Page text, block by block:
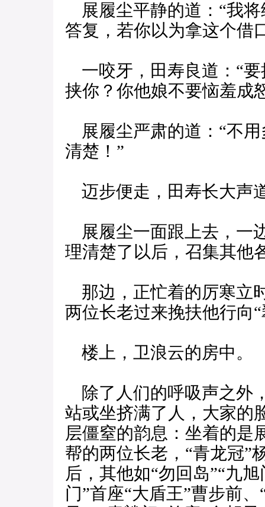
展履尘平静的道：“我
答复，若你以为拿这个借
一咬牙，田寿良道：“
挟你？你他娘不要恼羞
展履尘严肃的道：“不
清楚！”
迈步便走，田寿长大声
展履尘一面跟上去，一
理清楚了以后，召集其他
那边，正忙着的厉寒立
两位长老过来挽扶他行向
楼上，卫浪云的房中。
除了人们的呼吸声之外
站或坐挤满了人，大家的
层僵窒的韵息：坐着的是
帮的两位长老，“青龙冠”
后，其他如“勿回岛”“九
门”首座“大盾王”曹步前